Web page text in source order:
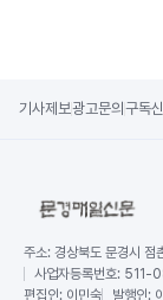
기사제보광고문의 구독
주소: 경상북도 문경시 점
사업자등록번호: 511-
편집인: 이민숙 발행인: